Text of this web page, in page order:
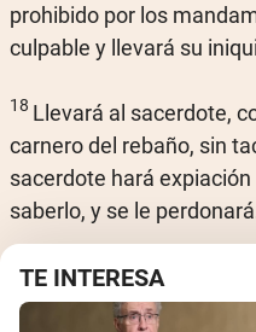
TE INTERESA
prohibido por los
culpable y llevará su
18 Llevará al sacerdote,
carnero del rebaño, sin
sacerdote hará
saberlo, y se le
19[744] Es sacrificio
indudablemente contra